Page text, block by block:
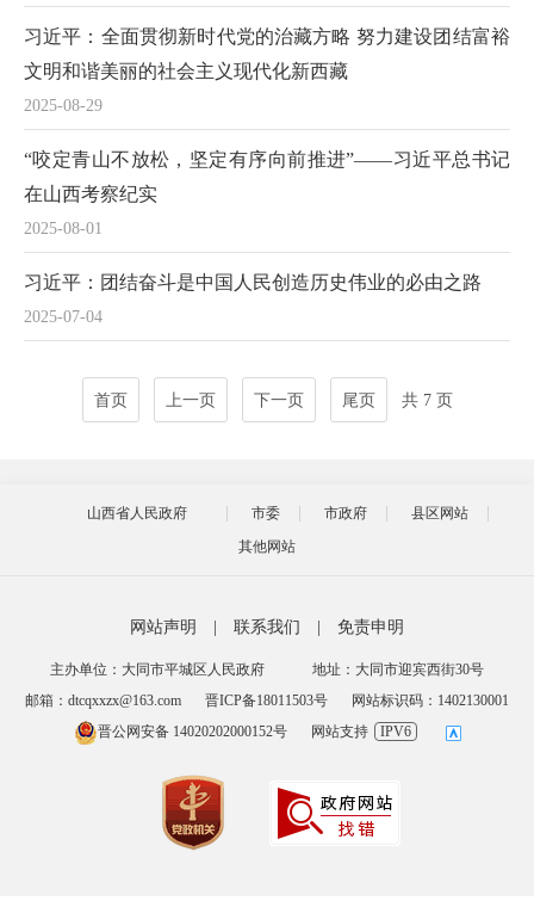
2025-08-29
习近平：全面贯彻新时代党的治藏方略 努力建设团结富裕
文明和谐美丽的社会主义现代化新西藏
2025-08-01
“咬定青山不放松，坚定有序向前推进”——习近平总书记
在山西考察纪实
2025-07-04
习近平：团结奋斗是中国人民创造历史伟业的必由之路
首页 上一页 下一页 尾页 共 7 页
山西省人民政府 市委 市政府
县区网站
其他网站
网站声明 联系我们 免责申明
主办单位：大同市平城区人民政府
地址：大同市迎宾西街30号
邮箱：dtcqxxzx@163.com
晋ICP备18011503号
网站标识码：1402130001
晋公网安备 14020202000152号
网站支持 IPV6